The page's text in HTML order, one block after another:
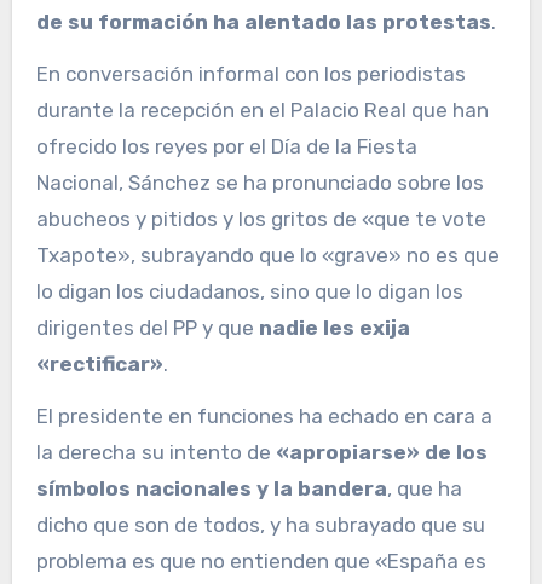
de su formación ha alentado las protestas.
En conversación informal con los periodistas
durante la recepción en el Palacio Real que han
ofrecido los reyes por el Día de la Fiesta
Nacional, Sánchez se ha pronunciado sobre los
abucheos y pitidos y los gritos de «que te vote
Txapote», subrayando que lo «grave» no es que
lo digan los ciudadanos, sino que lo digan los
dirigentes del PP y que nadie les exija
«rectificar».
El presidente en funciones ha echado en cara a
la derecha su intento de «apropiarse» de los
símbolos nacionales y la bandera, que ha
dicho que son de todos, y ha subrayado que su
problema es que no entienden que «España es